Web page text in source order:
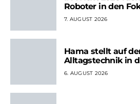
Roboter in den
7. AUGUST 2026
Hama stellt auf
Alltagstechnik in
6. AUGUST 2026